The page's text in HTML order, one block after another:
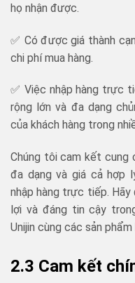
họ nhận được.
✅ Có được giá thành
chi phí mua hàng.
✅ Việc nhập hàng trực
rộng lớn và đa dạng
của khách hàng trong
Chúng tôi cam kết cung
đa dạng và giá cả hợp
nhập hàng trực tiếp.
lợi và đáng tin cậy
Unijin cùng các sản phẩm
2.3 Cam kết